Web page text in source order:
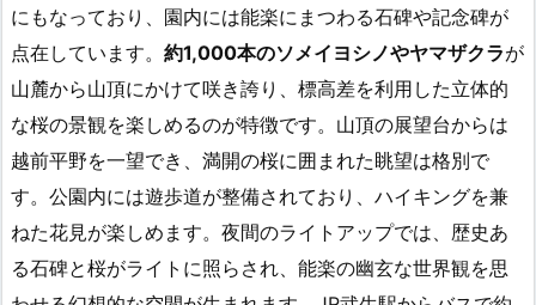
にもなっており、園内には能楽にまつわる石碑や記念碑が
点在しています。 約1,000本のソメイヨシノやヤマザクラが
山麓から山頂にかけて咲き誇り、標高差を利用した立体的
な桜の景観を楽しめるのが特徴です。山頂の展望台からは
越前平野を一望でき、満開の桜に囲まれた眺望は格別で
す。公園内には遊歩道が整備されており、ハイキングを兼
ねた花見が楽しめます。夜間のライトアップでは、歴史あ
る石碑と桜がライトに照らされ、能楽の幽玄な世界観を思